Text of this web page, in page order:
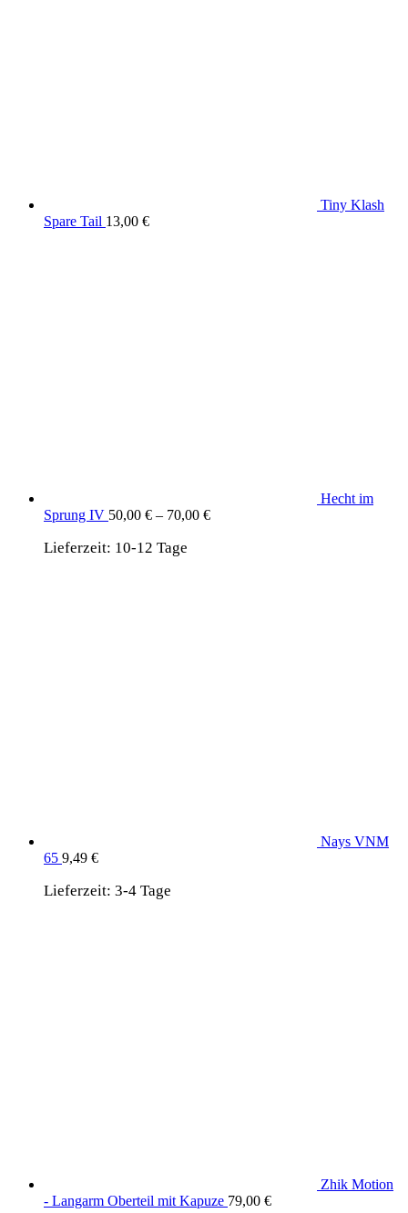
Tiny Klash
Spare Tail 13,00 €
Hecht im
Sprung IV 50,00 € – 70,00 €
Lieferzeit: 10-12 Tage
Nays VNM
65 9,49 €
Lieferzeit: 3-4 Tage
Zhik Motion
- Langarm Oberteil mit Kapuze 79,00 €